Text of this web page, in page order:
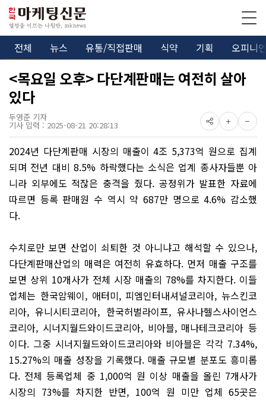
전체 뉴스 유통/직접판매 식약 기획 오피니
<목요일 오후> 다단계판매는 여전히 살아
있다
두영준 기자
기사 입력 : 2025-08-21 20:28:13
2024년 다단계판매 시장의 매출이 4조 5,373억 원으로 집계
되며 전년 대비 8.5% 하락했다는 소식은 업계 종사자들뿐 아
니라 외부에도 적잖은 충격을 줬다. 공정위가 발표한 자료에
따르면 등록 판매원 수 역시 약 687만 명으로 4.6% 감소했
다.
수치로만 보면 산업이 쇠퇴한 것 아니냐고 해석할 수 있으나,
다단계판매산업의 매력은 여전히 유효하다. 먼저 매출 구조를
보면 상위 10개사가 전체 시장 매출의 78%를 차지한다. 이들
업체는 한국암웨이, 애터미, 피엠인터내셔널코리아, 뉴스킨코
리아, 유니시티코리아, 한국허벌라이프, 유사나헬스사이언스
코리아, 시너지월드와이드코리아, 비아블, 매나테크코리아 등
이다. 그중 시너지월드와이드코리아와 비아블은 각각 7.34%,
15.27%의 매출 성장을 기록했다. 매출 규모별 분포도 흥미롭
다. 전체 등록업체 중 1,000억 원 이상 매출을 올린 7개사가
시장의 73%를 차지한 반면, 100억 원 미만 업체 65곳은